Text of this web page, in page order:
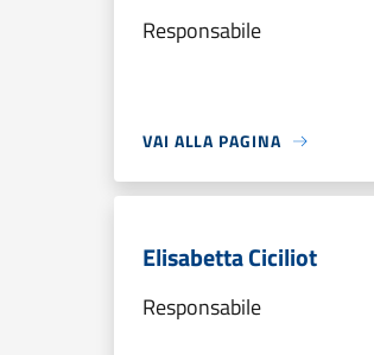
Responsabile
VAI ALLA PAGINA
Elisabetta Ciciliot
Responsabile